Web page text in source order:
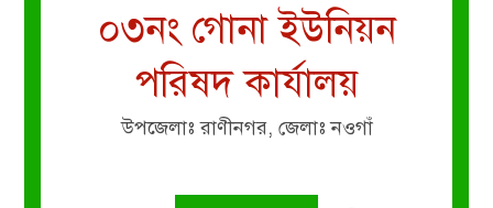
০৩নং গোনা ইউনিয়ন
পরিষদ কার্যালয়
উপজেলাঃ রাণীনগর, জেলাঃ নওগাঁ